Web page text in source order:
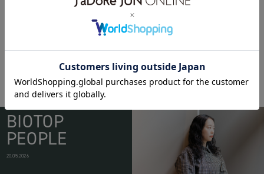
cafe CUBIERTA
obashcrust
BIOTOP
PEOPLE
20.05.2026